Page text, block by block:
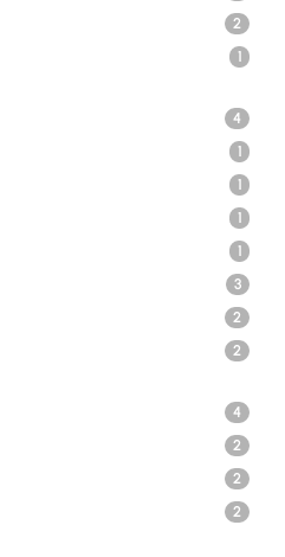
2
1
4
1
1
1
1
3
2
2
4
2
2
2